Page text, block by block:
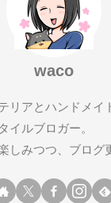
waco
リアとハンドメイ
イルブロガー。
しみつつ、ブログ